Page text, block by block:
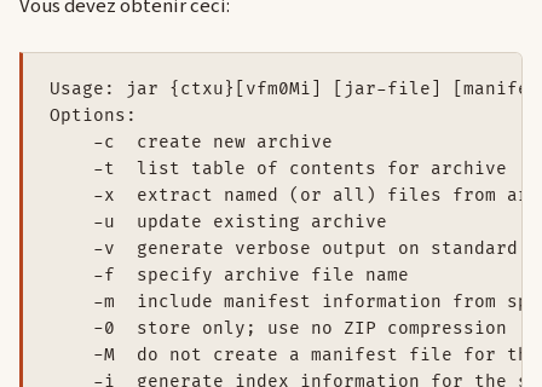
Vous devez obtenir ceci:
Usage: jar {ctxu}[vfm0Mi] [jar-file]
Options:
    -c  create new archive
    -t  list table of contents for archive
-x  extract named (or all) files from
    -u  update existing archive
-v  generate verbose output on standard
    -f  specify archive file name
-m  include manifest information from
    -0  store only; use no ZIP compression
-M  do not create a manifest file for
-i  generate index information for the